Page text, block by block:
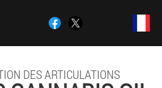
DES ARTICULATIONS